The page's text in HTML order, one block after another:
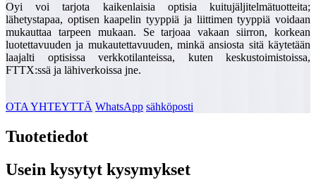
Oyi voi tarjota kaikenlaisia ​​optisia kuitujäljitelmätuotteita;
lähetystapaa, optisen kaapelin tyyppiä ja liittimen tyyppiä voidaan
mukauttaa tarpeen mukaan. Se tarjoaa vakaan siirron, korkean
luotettavuuden ja mukautettavuuden, minkä ansiosta sitä käytetään
laajalti optisissa verkkotilanteissa, kuten keskustoimistoissa,
FTTX:ssä ja lähiverkoissa jne.
OTA YHTEYTTÄ WhatsApp sähköposti
Tuotetiedot
Usein kysytyt kysymykset